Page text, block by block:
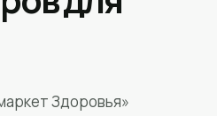
Здоровья»